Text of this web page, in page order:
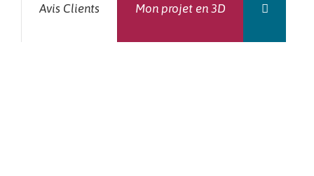
Avis Clients Mon projet en 3D